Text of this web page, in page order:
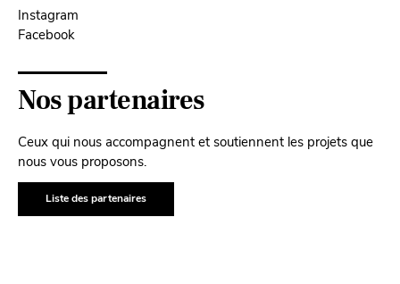
Instagram
Facebook
Nos partenaires
Ceux qui nous accompagnent et soutiennent les projets que
nous vous proposons.
Liste des partenaires